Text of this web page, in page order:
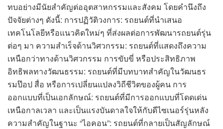
ทบอย่างมีนัยสำคัญต่ออุตสาหกรรมและสังคม โดยคำนึงถึง
ปัจจัยต่างๆ ดังนี้: การปฏิวัติวงการ: รถยนต์ที่นำเสนอ
เทคโนโลยีหรือแนวคิดใหม่ๆ ที่ส่งผลต่อการพัฒนารถยนต์รุ่น
ต่อๆ มา ความสำเร็จด้านวิศวกรรม: รถยนต์ที่แสดงถึงความ
เหนือกว่าทางด้านวิศวกรรม การขับขี่ หรือประสิทธิภาพ
อิทธิพลทางวัฒนธรรม: รถยนต์ที่มีบทบาทสำคัญในวัฒนธร
รมป๊อป สื่อ หรือการเปลี่ยนแปลงวิถีชีวิตของผู้คน การ
ออกแบบที่เป็นเอกลักษณ์: รถยนต์ที่มีการออกแบบที่โดดเด่น
เหนือกาลเวลา และเป็นแรงบันดาลใจให้กับดีไซเนอร์รุ่นหลัง
ความสำคัญในฐานะ “ไอคอน”: รถยนต์ที่กลายเป็นสัญลักษณ์